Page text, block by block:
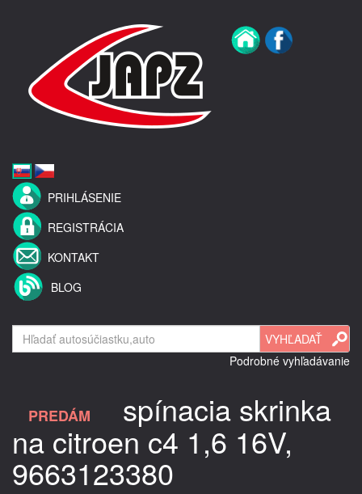
PRIHLÁSENIE
REGISTRÁCIA
KONTAKT
BLOG
Podrobné vyhľadávanie
PREDÁM spínacia skrinka
na citroen c4 1,6 16V,
9663123380